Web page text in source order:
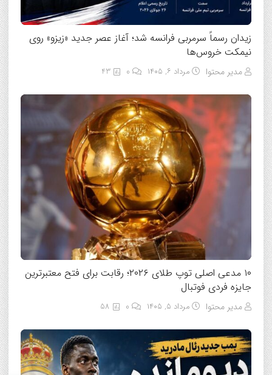
زیدان رسماً سرمربی فرانسه شد؛ آغاز عصر جدید «زیزو» روی
نیمکت خروس‌ها
مدیر محتوا مرداد ۶, ۱۴۰۵ 43
۱۰ مدعی اصلی توپ طلای ۲۰۲۶؛ رقابت برای فتح معتبرترین
جایزه فردی فوتبال
مدیر محتوا مرداد ۵, ۱۴۰۵ 58